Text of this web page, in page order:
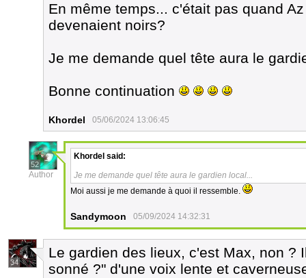
En même temps... c'était pas quand
devenaient noirs?
Je me demande quel tête aura le
Bonne continuation
Khordel 05/06/2024 13:06:45
52
Author
Khordel said:
Je me demande quel tête aura le gardien local...
Moi aussi je me demande à quoi il ressemble.
Sandymoon 05/09/2024 14:32:31
34
Le gardien des lieux, c'est Max, non ?
sonné ?" d'une voix lente et